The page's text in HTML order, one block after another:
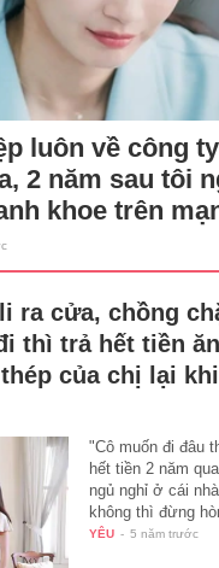
luôn về công
2 năm sau tôi
khoe trên
ra cửa, chồng
thì trả hết tiền
của chị lại
"Cô muốn đi đâu
hết tiền 2 năm
ngủ nghỉ ở cái
không thì đừng
YÊU - 5 năm trước